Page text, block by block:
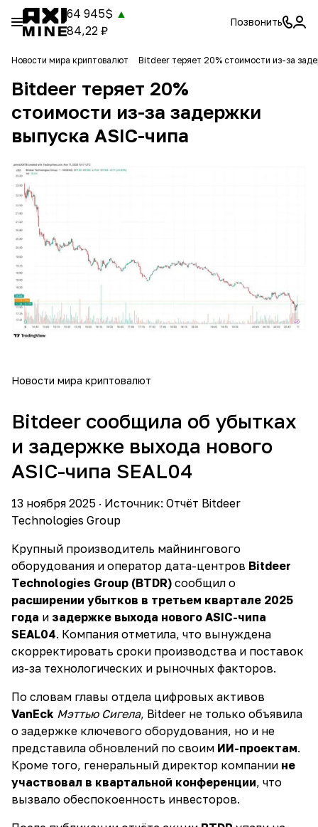
64 945$ ▲
84,22 ₽
Позвонить
Новости мира криптовалют Bitdeer теряет 20% стоимости из-за
Bitdeer теряет 20%
стоимости из-за задержки
выпуска ASIC-чипа
Новости мира криптовалют
Bitdeer сообщила об убытках
и задержке выхода нового
ASIC-чипа SEAL04
13 ноября 2025 · Источник: Отчёт Bitdeer
Technologies Group
Крупный производитель майнингового
оборудования и оператор дата-центров Bitdeer
Technologies Group (BTDR) сообщил о
расширении убытков в третьем квартале 2025
года и задержке выхода нового ASIC-чипа
SEAL04. Компания отметила, что вынуждена
скорректировать сроки производства и поставок
из-за технологических и рыночных факторов.
По словам главы отдела цифровых активов
VanEck Мэттью Сигела, Bitdeer не только объявила
о задержке ключевого оборудования, но и не
представила обновлений по своим ИИ-проектам.
Кроме того, генеральный директор компании не
участвовал в квартальной конференции, что
вызвало обеспокоенность инвесторов.